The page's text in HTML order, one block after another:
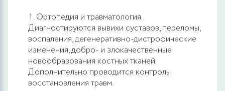
Ортопедия и травматология.
Диагностируются вывихи суставов, переломы,
воспаления, дегенеративно-дистрофические
изменения, добро- и злокачественные
новообразования костных тканей.
Дополнительно проводится контроль
восстановления травм.